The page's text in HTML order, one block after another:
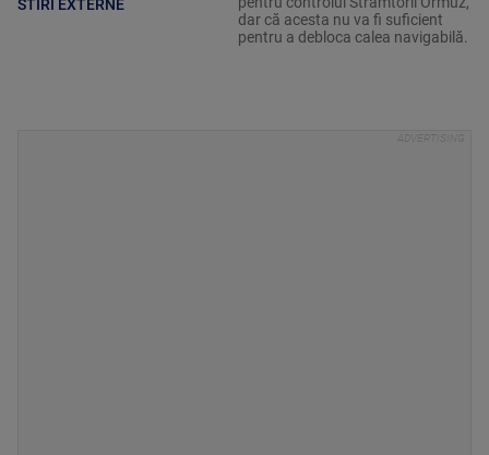
STIRI EXTERNE
dar că acesta nu va fi suficient
pentru a debloca calea navigabilă.